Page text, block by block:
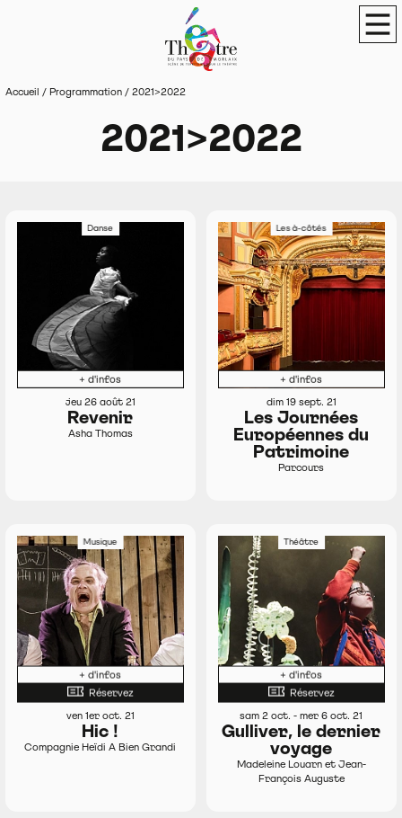
Théâtre du Pays de Morlaix Scène de
Accueil / Programmation / 2021>2022
2021>2022
Danse
+ d'infos
jeu 26 août 21
Revenir
Asha Thomas
Les à-côtés
+ d'infos
dim 19 sept. 21
Les Journées
Européennes du
Patrimoine
Parcours
Musique
+ d'infos
Réservez
ven 1er oct. 21
Hic !
Compagnie Heïdi A Bien Grandi
Théâtre
+ d'infos
Réservez
sam 2 oct. - mer 6 oct. 21
Gulliver, le dernier
voyage
Madeleine Louarn et Jean-
François Auguste